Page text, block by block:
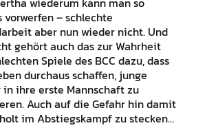
vorwerfen – schlechte
aber nun wieder nicht. Und
gehört auch das zur Wahrheit
Spiele des BCC dazu, dass
durchaus schaffen, junge
in ihre erste Mannschaft zu
Auch auf die Gefahr hin damit
im Abstiegskampf zu stecken…